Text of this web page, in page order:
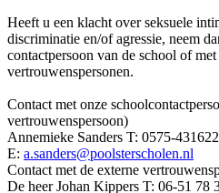
Heeft u een klacht over seksuele
discriminatie en/of agressie, neem
contactpersoon van de school of
vertrouwenspersonen.
Contact met onze
vertrouwenspersoon)
Annemieke Sanders T: 0575-431622
E: a.sanders@poolsterscholen.nl
Contact met de externe
De heer Johan Kippers T: 06-51 78